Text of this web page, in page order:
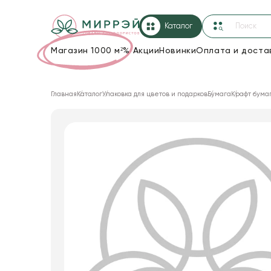
Каталог
Магазин 1000 м²%Акции НовинкиОплата и
Декор для дома
Товары для флористов
Пакеты для цветов и подарков
Главная КаталогУпаковка для цветов и подарковБумага Крафт